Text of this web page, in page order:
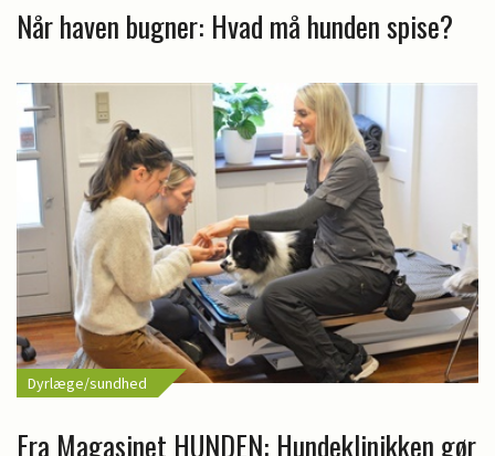
Når haven bugner: Hvad må hunden spise?
Dyrlæge/sundhed
Fra Magasinet HUNDEN: Hundeklinikken gør